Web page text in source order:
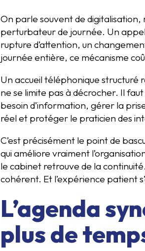
On parle souvent de
perturbateur de journée. Un appel
rupture d’attention, un
journée entière, ce mécanisme
Un accueil téléphonique structuré
ne se limite pas à décrocher. Il
besoin d’information, gérer la
réel et protéger le praticien des
C’est précisément le point de
qui améliore vraiment
le cabinet retrouve de la
cohérent. Et l’expérience patient
L’agenda
plus de